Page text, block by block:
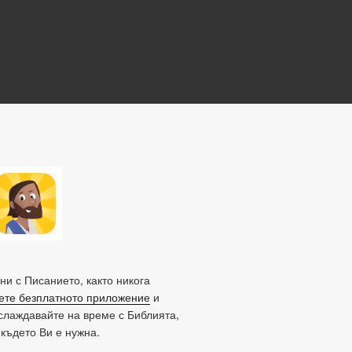
с Писанието, както никога
безплатното приложениеи
на време с Библията,
Ви е нужна.